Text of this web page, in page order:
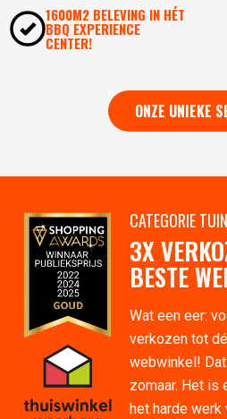
1600M2 BELEVING IN HÉT
BBQ EXPERIENCE
CENTER!
ONZE UNIEKE
CATEGORIE TUIN
3X
BESTE
Wat een eer:
verkozen tot
webwinkel!
zomaar. Het is
het harde werk